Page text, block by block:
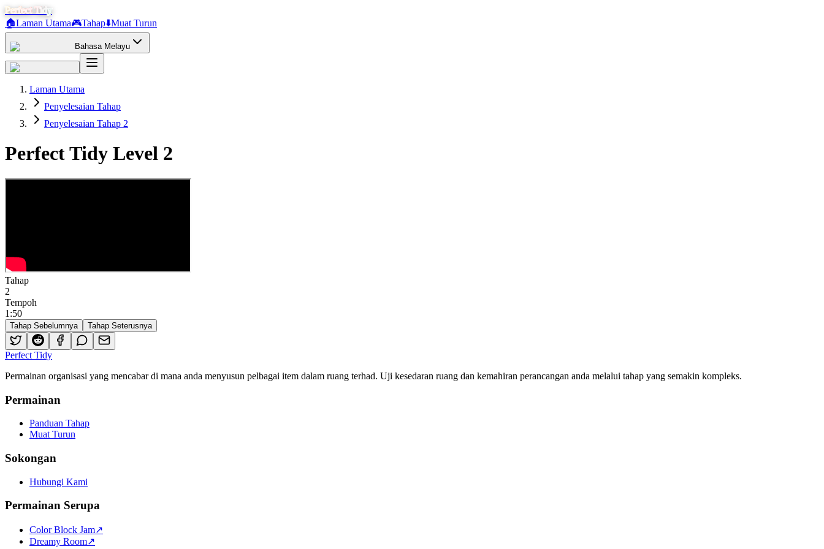
Perfect Tidy
🏠Laman Utama🎮Tahap⬇️Muat Turun
Bahasa Melayu
Laman Utama
Penyelesaian Tahap
Penyelesaian Tahap 2
Perfect Tidy Level 2
Tahap
2
Tempoh
1 :50
Tahap Sebelumnya Tahap Seterusnya
Perfect Tidy
Permainan organisasi yang mencabar di mana anda menyusun pelbagai item dalam ruang terhad. Uji kesedaran ruang dan kemahiran perancangan anda melalui tahap yang semakin kompleks.
Permainan
Panduan Tahap
Muat Turun
Sokongan
Hubungi Kami
Permainan Serupa
Color Block Jam↗️
Dreamy Room↗️